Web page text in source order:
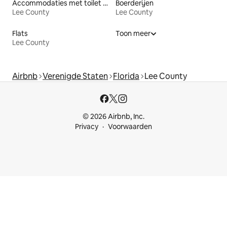
Accommodaties met toilet op toegankelijke hoogte
Lee County
Boerderijen
Lee County
Flats
Lee County
Toon meer
Airbnb Verenigde Staten Florida Lee County
© 2026 Airbnb, Inc.
Privacy
Voorwaarden